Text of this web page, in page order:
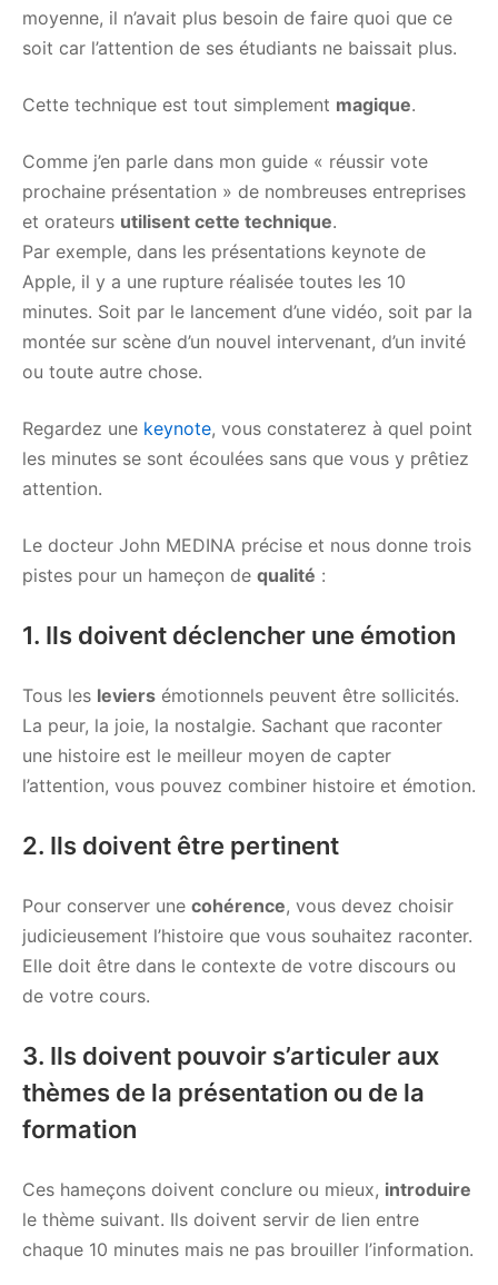
moyenne, il n’avait plus besoin de faire quoi que ce
soit car l’attention de ses étudiants ne baissait plus.
Cette technique est tout simplement magique.
Comme j’en parle dans mon guide « réussir vote
prochaine présentation » de nombreuses entreprises
et orateurs utilisent cette technique.
Par exemple, dans les présentations keynote de
Apple, il y a une rupture réalisée toutes les 10
minutes. Soit par le lancement d’une vidéo, soit par la
montée sur scène d’un nouvel intervenant, d’un invité
ou toute autre chose.
Regardez une keynote, vous constaterez à quel point
les minutes se sont écoulées sans que vous y prêtiez
attention.
Le docteur John MEDINA précise et nous donne trois
pistes pour un hameçon de qualité :
1. Ils doivent déclencher une émotion
Tous les leviers émotionnels peuvent être sollicités.
La peur, la joie, la nostalgie. Sachant que raconter
une histoire est le meilleur moyen de capter
l’attention, vous pouvez combiner histoire et émotion.
2. Ils doivent être pertinent
Pour conserver une cohérence, vous devez choisir
judicieusement l’histoire que vous souhaitez raconter.
Elle doit être dans le contexte de votre discours ou
de votre cours.
3. Ils doivent pouvoir s’articuler aux
thèmes de la présentation ou de la
formation
Ces hameçons doivent conclure ou mieux, introduire
le thème suivant. Ils doivent servir de lien entre
chaque 10 minutes mais ne pas brouiller l’information.